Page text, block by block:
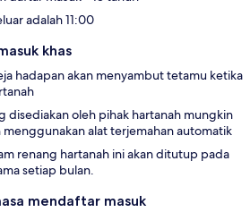
adalah 11:00
khas
hadapan akan menyambut tetamu ketika
disediakan oleh pihak hartanah mungkin
alat terjemahan automatik
renang hartanah ini akan ditutup pada
setiap bulan.
mendaftar masuk